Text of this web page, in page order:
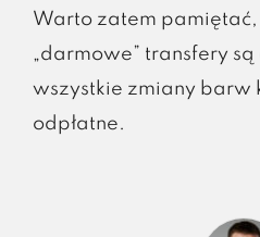
Warto zatem pamiętać,
„darmowe” transfery
wszystkie zmiany barw
odpłatne.